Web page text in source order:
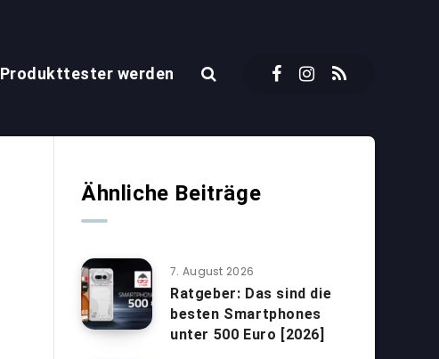
Produkttester werden
Ähnliche Beiträge
7. August 2026
Ratgeber: Das sind die
besten Smartphones
unter 500 Euro [2026]